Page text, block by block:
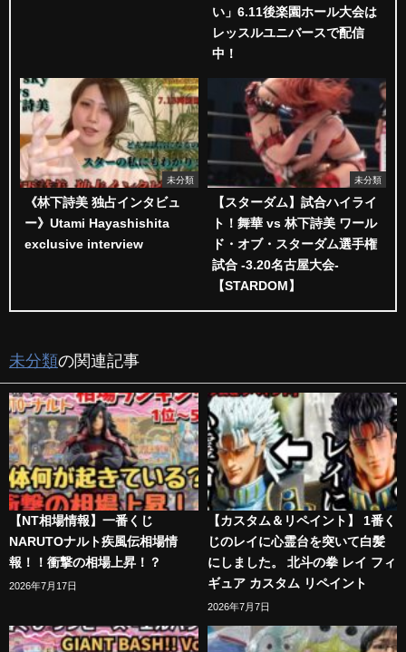
い」6.11後楽園ホール大会は
レッスルユニバースで配信
中！
未分類
《林下詩美 独占インタビュ
ー》Utami Hayashishita
exclusive interview
未分類
【スターダム】試合ハイライ
ト！舞華 vs 林下詩美 ワール
ド・オブ・スターダム選手権
試合 -3.20名古屋大会-
【STARDOM】
未分類の関連記事
【NT相場情報】一番くじ
NARUTOナルト疾風伝相場情
報！！衝撃の相場上昇！？
2026年7月17日
【カスタム＆リペイント】 1番く
じのレイに心霊台を突いて白髪
にしました。 北斗の拳 レイ フィ
ギュア カスタム リペイント
2026年7月7日